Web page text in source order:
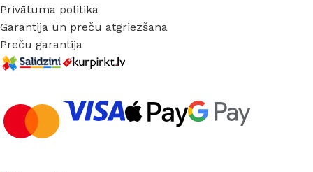
Privātuma politika
Garantija un preču atgriezšana
Preču garantija